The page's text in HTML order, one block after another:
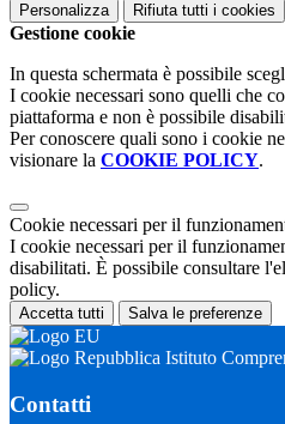
Personalizza Rifiuta tutti i cookies
Gestione cookie
In questa schermata è possibile
I cookie necessari sono quelli che
piattaforma e non è possibile
Per conoscere quali sono i cookie
visionare la COOKIE POLICY.
Cookie necessari per il
I cookie necessari per il
disabilitati. È possibile consultare
policy.
Accetta tutti Salva le preferenze
Istituto
Contatti